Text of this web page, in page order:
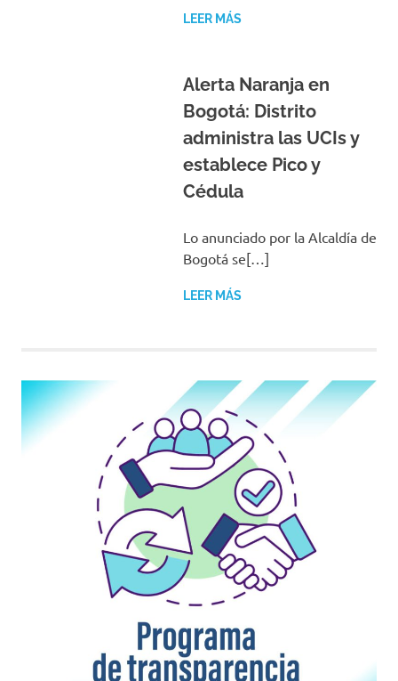
LEER MÁS
Alerta Naranja en
Bogotá: Distrito
administra las UCIs y
establece Pico y
Cédula
Lo anunciado por la Alcaldía de
Bogotá se[…]
LEER MÁS